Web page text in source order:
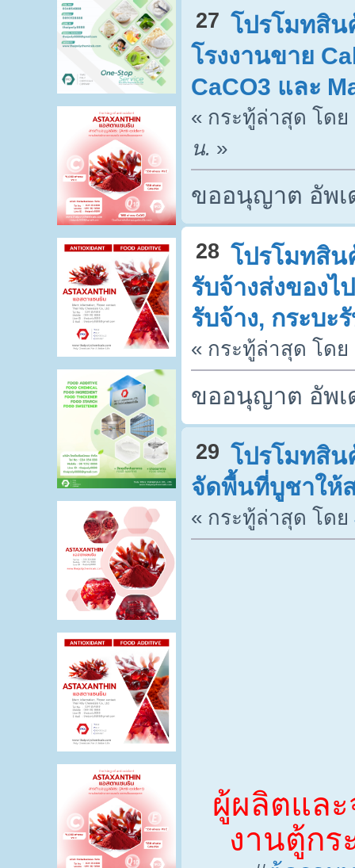
27 โปรโมทสิน
โรงงานขาย
CaCO3 และ
« กระทู้ล่าสุด โดย
น. »
ขออนุญาต อัพเ
28 โปรโมทสิน
รับจ้างส่งของไ
รับจ้าง, กระบะ
« กระทู้ล่าสุด โดย
ขออนุญาต อัพเ
29 โปรโมทสิน
จัดพื้นที่บูชาให้
« กระทู้ล่าสุด โดย
ผู้ผลิตแล
งานตู้ก